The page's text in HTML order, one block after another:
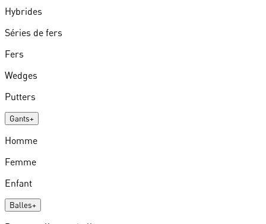
Hybrides
Séries de fers
Fers
Wedges
Putters
Gants+
Homme
Femme
Enfant
Balles+